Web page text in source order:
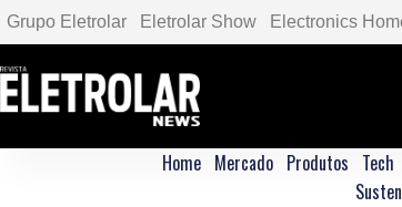
Grupo Eletrolar Eletrolar Show Electronics
Home Mercado Produtos Tech